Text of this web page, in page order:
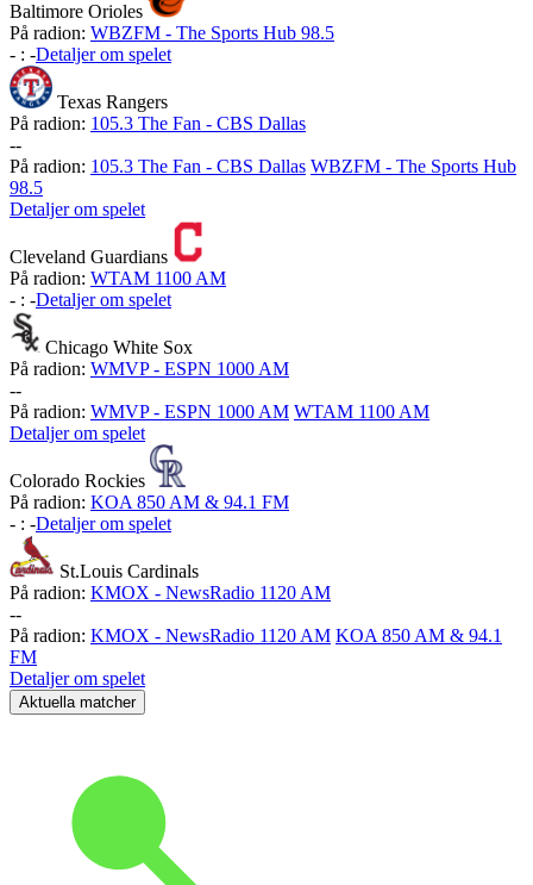
Baltimore Orioles
På radion: WBZFM - The Sports Hub 98.5
- : -Detaljer om spelet
Texas Rangers
På radion: 105.3 The Fan - CBS Dallas
--
På radion: 105.3 The Fan - CBS Dallas WBZFM - The Sports Hub
98.5
Detaljer om spelet
Cleveland Guardians
På radion: WTAM 1100 AM
- : -Detaljer om spelet
Chicago White Sox
På radion: WMVP - ESPN 1000 AM
--
På radion: WMVP - ESPN 1000 AM WTAM 1100 AM
Detaljer om spelet
Colorado Rockies
På radion: KOA 850 AM & 94.1 FM
- : -Detaljer om spelet
St.Louis Cardinals
På radion: KMOX - NewsRadio 1120 AM
--
På radion: KMOX - NewsRadio 1120 AM KOA 850 AM & 94.1
FM
Detaljer om spelet
Aktuella matcher